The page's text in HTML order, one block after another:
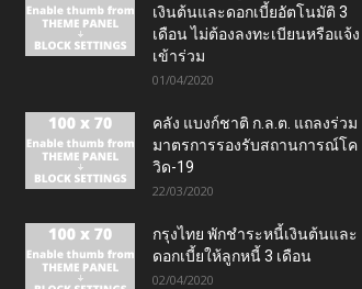
เงินต้นและดอกเบี้ยอัตโนมัติ 3
เดือน ไม่ต้องลงทะเบียนหรือแจ้ง
เข้าร่วม
01/04/2020
คลัง แบงก์ชาติ ก.ล.ต. แถลงร่วม
มาตรการรองรับสถานการณ์โค
วิด-19
22/03/2020
กรุงไทย พักชำระหนี้เงินต้นและ
ดอกเบี้ยให้ลูกหนี้ 3 เดือน
02/04/2020